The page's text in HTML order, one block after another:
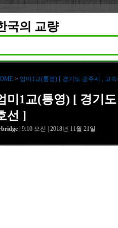
국의 교량
> 엄미1교(통영) [ 경기도 광주시 , 고
미1교(통영) [ 경기
선 ]
| 9:10 오전 | 2018년 11월 21일